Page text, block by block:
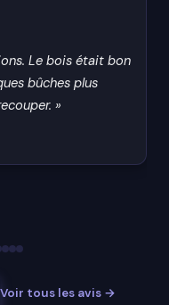
Le bois était bon
bûches plus
»
Voir tous les avis →